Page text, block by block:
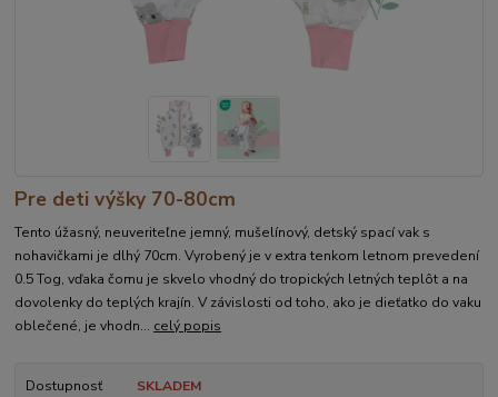
Pre deti výšky 70-80cm
Tento úžasný, neuveriteľne jemný, mušelínový, detský spací vak s
nohavičkami je dlhý 70cm. Vyrobený je v extra tenkom letnom prevedení
0.5 Tog, vďaka čomu je skvelo vhodný do tropických letných teplôt a na
dovolenky do teplých krajín. V závislosti od toho, ako je dieťatko do vaku
oblečené, je vhodn... celý popis
Dostupnosť SKLADEM